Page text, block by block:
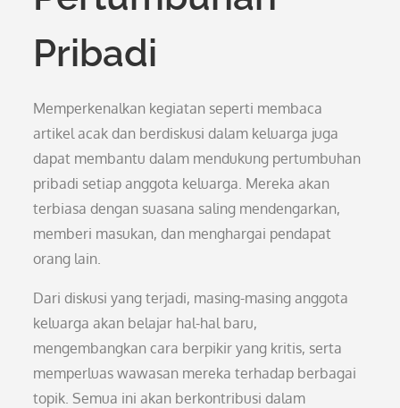
Pribadi
Memperkenalkan kegiatan seperti membaca
artikel acak dan berdiskusi dalam keluarga juga
dapat membantu dalam mendukung pertumbuhan
pribadi setiap anggota keluarga. Mereka akan
terbiasa dengan suasana saling mendengarkan,
memberi masukan, dan menghargai pendapat
orang lain.
Dari diskusi yang terjadi, masing-masing anggota
keluarga akan belajar hal-hal baru,
mengembangkan cara berpikir yang kritis, serta
memperluas wawasan mereka terhadap berbagai
topik. Semua ini akan berkontribusi dalam